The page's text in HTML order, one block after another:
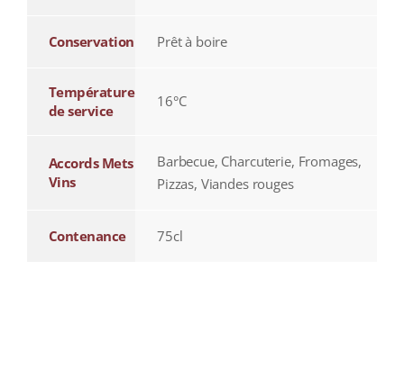
Conservation Prêt à boire
Température
de service
16°C
Accords Mets
Vins
Barbecue, Charcuterie, Fromages,
Pizzas, Viandes rouges
Contenance 75cl